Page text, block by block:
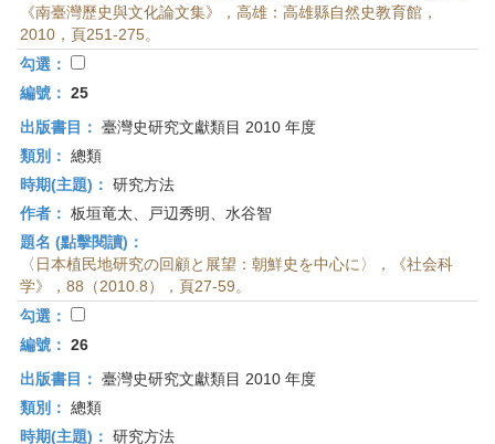
《南臺灣歷史與文化論文集》，高雄：高雄縣自然史教育館，
2010，頁251-275。
勾選：
編號： 25
出版書目： 臺灣史研究文獻類目 2010 年度
類別： 總類
時期(主題)： 研究方法
作者： 板垣竜太、戸辺秀明、水谷智
題名 (點擊閱讀)：
〈日本植民地研究の回顧と展望：朝鮮史を中心に〉，《社会科
学》，88（2010.8），頁27-59。
勾選：
編號： 26
出版書目： 臺灣史研究文獻類目 2010 年度
類別： 總類
時期(主題)： 研究方法